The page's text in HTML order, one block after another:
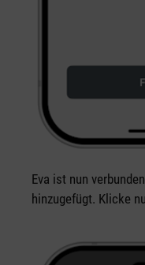
Eva ist nun
hinzugefügt. Klicke